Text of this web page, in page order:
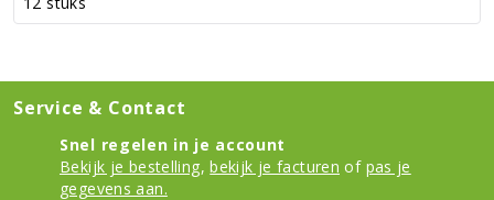
Service & Contact
Snel regelen in je account
Bekijk je bestelling, bekijk je facturen of pas je
gegevens aan.